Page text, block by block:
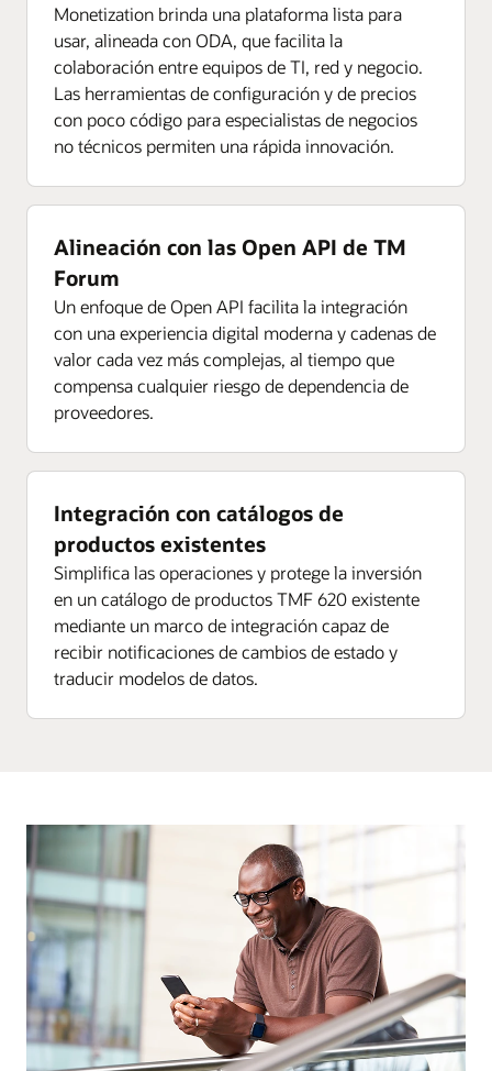
Monetization brinda una plataforma lista para
usar, alineada con ODA, que facilita la
colaboración entre equipos de TI, red y negocio.
Las herramientas de configuración y de precios
con poco código para especialistas de negocios
no técnicos permiten una rápida innovación.
Alineación con las Open API de TM
Forum
Un enfoque de Open API facilita la integración
con una experiencia digital moderna y cadenas de
valor cada vez más complejas, al tiempo que
compensa cualquier riesgo de dependencia de
proveedores.
Integración con catálogos de
productos existentes
Simplifica las operaciones y protege la inversión
en un catálogo de productos TMF 620 existente
mediante un marco de integración capaz de
recibir notificaciones de cambios de estado y
traducir modelos de datos.